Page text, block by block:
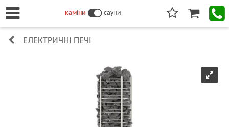
каміни сауни
ЕЛЕКТРИЧНІ ПЕЧІ